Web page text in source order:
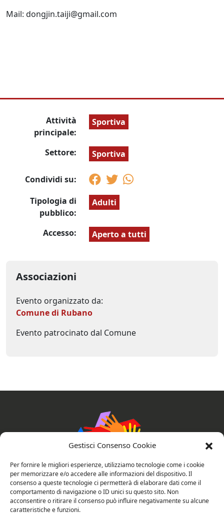
Gestisci Consenso Cookie
Per fornire le migliori esperienze, utilizziamo tecnologie come i cookie
per memorizzare e/o accedere alle informazioni del dispositivo. Il
consenso a queste tecnologie ci permetterà di elaborare dati come il
comportamento di navigazione o ID unici su questo sito. Non
acconsentire o ritirare il consenso può influire negativamente su alcune
caratteristiche e funzioni.
Mail: dongjin.taiji@gmail.com
Attività
principale:
Sportiva
Settore: Sportiva
Condividi su:
Tipologia di
pubblico:
Adulti
Accesso: Aperto a tutti
Associazioni
Evento organizzato da:
Comune di Rubano
Evento patrocinato dal Comune
AssociAzioni Connesse